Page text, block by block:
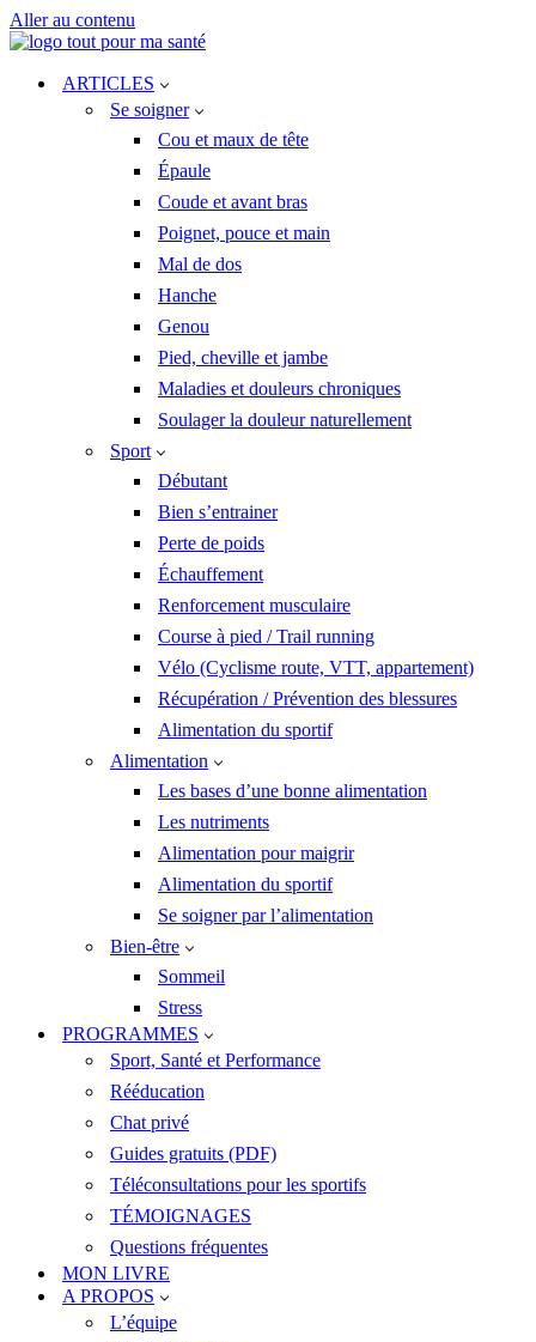
Aller au contenu
ARTICLES
Se soigner
Cou et maux de tête
Épaule
Coude et avant bras
Poignet, pouce et main
Mal de dos
Hanche
Genou
Pied, cheville et jambe
Maladies et douleurs chroniques
Soulager la douleur naturellement
Sport
Débutant
Bien s’entrainer
Perte de poids
Échauffement
Renforcement musculaire
Course à pied / Trail running
Vélo (Cyclisme route, VTT, appartement)
Récupération / Prévention des blessures
Alimentation du sportif
Alimentation
Les bases d’une bonne alimentation
Les nutriments
Alimentation pour maigrir
Alimentation du sportif
Se soigner par l’alimentation
Bien-être
Sommeil
Stress
PROGRAMMES
Sport, Santé et Performance
Rééducation
Chat privé
Guides gratuits (PDF)
Téléconsultations pour les sportifs
TÉMOIGNAGES
Questions fréquentes
MON LIVRE
A PROPOS
L’équipe